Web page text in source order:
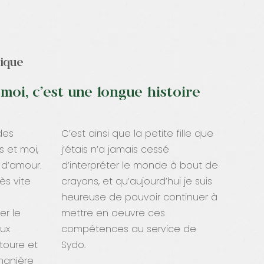
c’est une longue histoire
et moi,
vite
le
et
C’est ainsi que la petite fille que
j’étais n’a jamais cessé
d’interpréter le monde à bout de
crayons, et qu’aujourd’hui je suis
heureuse de pouvoir continuer à
mettre en oeuvre ces
compétences au service de
Sydo.